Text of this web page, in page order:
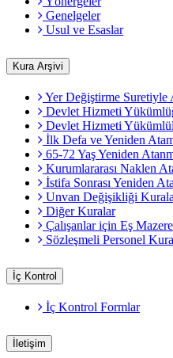
Genelgeler
Usul ve Esaslar
Kura Arşivi
Yer Değiştirme Suretiyle
Devlet Hizmeti
Devlet Hizmeti
İlk Defa ve Yeniden
65-72 Yaş Yeniden
Kurumlararası Naklen
İstifa Sonrası Yeniden
Unvan Değişikliği
Diğer Kuralar
Çalışanlar için Eş
Sözleşmeli Personel
İç Kontrol
İç Kontrol Formlar
İletişim